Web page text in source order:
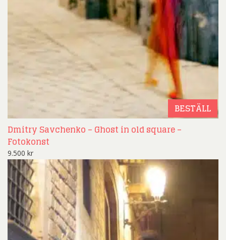
BESTÄLL
Dmitry Savchenko – Ghost in old square –
Fotokonst
9.500 kr